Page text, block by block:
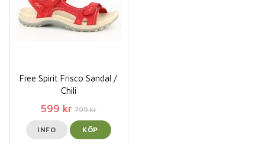
Free Spirit Frisco Sandal /
Chili
599 kr 799 kr
INFO KÖP